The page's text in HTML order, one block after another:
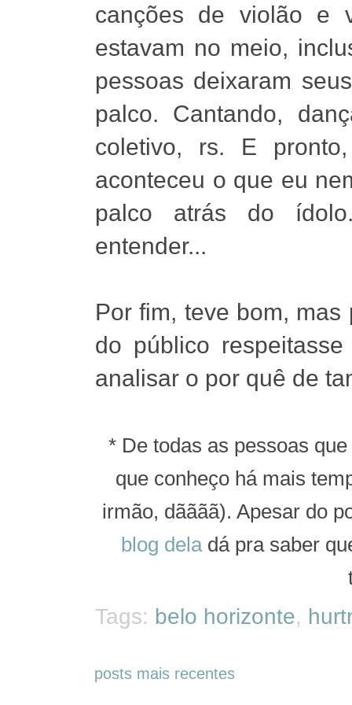
canções de violão e
estavam no meio,
pessoas deixaram
palco. Cantando,
coletivo, rs. E
aconteceu o que eu
palco atrás do
entender...
Por fim, teve bom,
do público
analisar o por quê de
* De todas as pessoas
que conheço há mais
irmão, dãããã). Apesar do
blog dela dá pra saber
Tags: belo horizonte,
posts mais recentes